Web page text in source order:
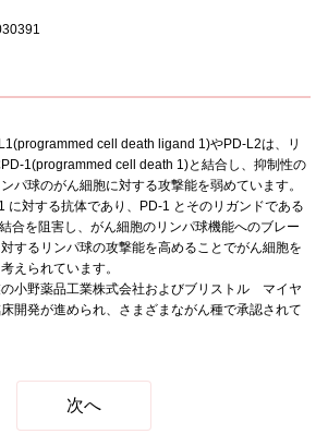
cell death ligand 1)やPD-L2は、リ
1(programmed cell death 1)と結合し、抑制性の
パ球のがん細胞に対する攻撃能を弱めています。
に対する抗体であり、PD-1 とそのリガンドである
合を阻害し、がん細胞のリンパ球機能へのブレー
するリンパ球の攻撃能を高めることでがん細胞を
えられています。
小野薬品工業株式会社およびブリストル マイヤ
開発が進められ、さまざまながん種で承認されて
次へ